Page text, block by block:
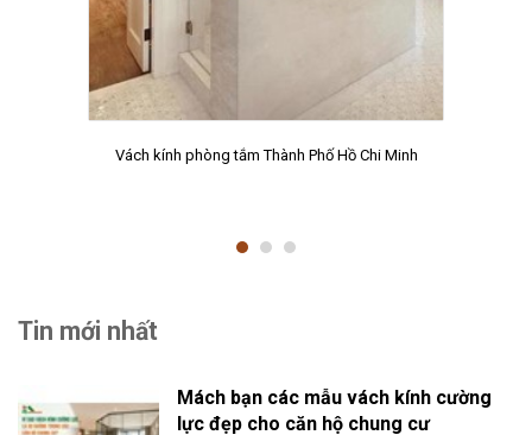
Vách kính phòng tắm Thành Phố Hồ Chi Minh
Tin mới nhất
Mách bạn các mẫu vách kính cường
lực đẹp cho căn hộ chung cư